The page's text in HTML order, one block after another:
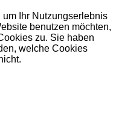
Ihr Nutzungserlebnis
benutzen möchten,
zu. Sie haben
welche Cookies